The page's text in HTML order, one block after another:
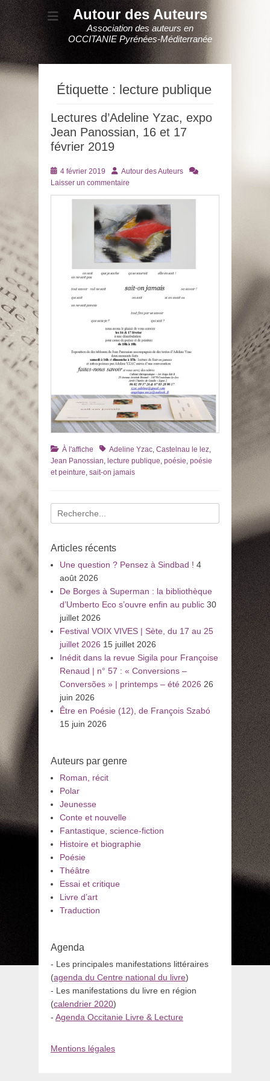
Autour des Auteurs
Association des auteurs en
OCCITANIE Pyrénées-Méditerranée
Étiquette : lecture publique
Lectures d’Adeline Yzac, expo
Jean Panossian, 16 et 17
février 2019
Posté
le
4 février 2019 AuteurAutour des Auteurs
Laisser un commentaire
Catégories
À l'affiche TagsAdeline Yzac, Castelnau le lez,
Jean Panossian, lecture publique, poésie, poésie
et peinture, sait-on jamais
Recherche
pour
Articles récents
Une question ? Pensez à Sindbad ! 4
août 2026
De Borges à Superman : la bibliothèque
d’Umberto Eco s’ouvre enfin au public 30
juillet 2026
Festival VOIX VIVES | Sète, du 17 au 25
juillet 2026 15 juillet 2026
Inédit dans la revue Sigila pour Françoise
Renaud | n° 57 : « Conversions –
Conversões » | printemps – été 2026 26
juin 2026
Être en Poésie (12), de François Szabó
15 juin 2026
Auteurs par genre
Roman, récit
Polar
Jeunesse
Conte et nouvelle
Fantastique, science-fiction
Histoire et biographie
Poésie
Théâtre
Essai et critique
Livre d’art
Traduction
Agenda
- Les principales manifestations littéraires
(agenda du Centre national du livre)
- Les manifestations du livre en région
(calendrier 2020)
- Agenda Occitanie Livre & Lecture
Mentions légales